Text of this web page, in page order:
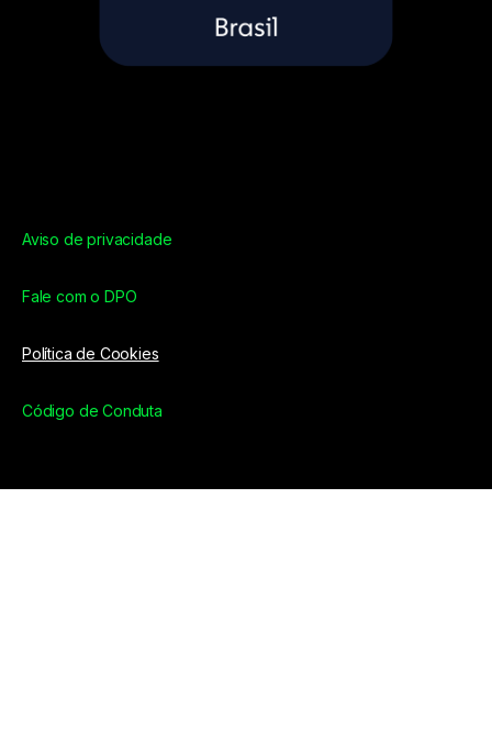
Aviso de privacidade
Fale com o DPO
Política de Cookies
Código de Conduta